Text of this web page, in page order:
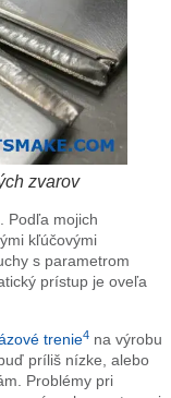
zvarov
Podľa mojich
kľúčovými
s parametrom
prístup je oveľa
trenie4 na výrobu
príliš nízke, alebo
Problémy pri